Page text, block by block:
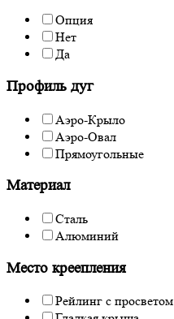
Опция
Нет
Да
Профиль дуг
Аэро-Крыло
Аэро-Овал
Прямоугольные
Материал
Сталь
Алюминий
Место креепления
Рейлинг с просветом